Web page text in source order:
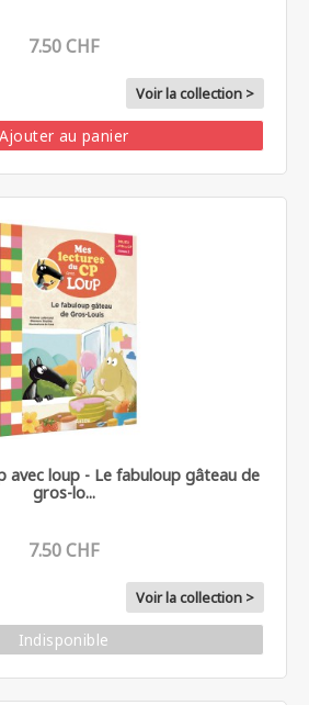
7.50 CHF
Voir la collection >
Ajouter au panier
avec loup - Le fabuloup gâteau de
gros-lo...
7.50 CHF
Voir la collection >
Indisponible